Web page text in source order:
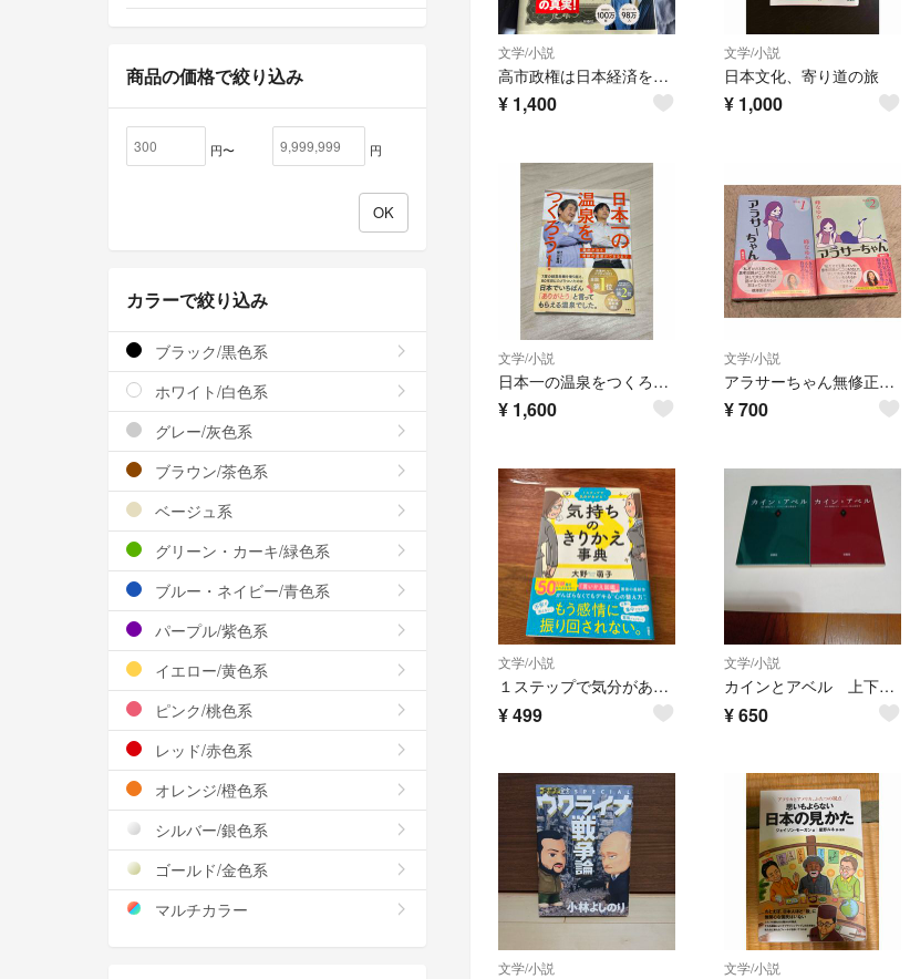
文学/小説
高市政権は日本経済を救えるか
¥ 1,400
文学/小説
日本文化、寄り道の旅
¥ 1,000
文学/小説
日本一の温泉をつくろう！
¥ 1,600
文学/小説
アラサーちゃん無修正傑作選 1&2 文庫版 2冊セット
¥700
文学/小説
１ステップで気分があがる↑気持ちのきりかえ事典
¥499
文学/小説
カインとアベル 上下セット 青山美智子
¥650
文学/小説 文学/小説
商品の価格で絞り込み
円〜 円
カラーで絞り込み
ブラック/黒色系
ホワイト/白色系
グレー/灰色系
ブラウン/茶色系
ベージュ系
グリーン・カーキ/緑色系
ブルー・ネイビー/青色系
パープル/紫色系
イエロー/黄色系
ピンク/桃色系
レッド/赤色系
オレンジ/橙色系
シルバー/銀色系
ゴールド/金色系
マルチカラー